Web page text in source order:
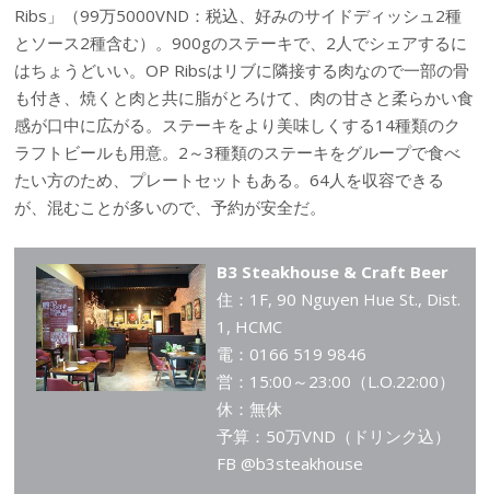
Ribs」（99万5000VND：税込、好みのサイドディッシュ2種
とソース2種含む）。900gのステーキで、2人でシェアするに
はちょうどいい。OP Ribsはリブに隣接する肉なので一部の骨
も付き、焼くと肉と共に脂がとろけて、肉の甘さと柔らかい食
感が口中に広がる。ステーキをより美味しくする14種類のク
ラフトビールも用意。2～3種類のステーキをグループで食べ
たい方のため、プレートセットもある。64人を収容できる
が、混むことが多いので、予約が安全だ。
B3 Steakhouse & Craft Beer
住：1F, 90 Nguyen Hue St., Dist.
1, HCMC
電：0166 519 9846
営：15:00～23:00（L.O.22:00）
休：無休
予算：50万VND（ドリンク込）
FB @b3steakhouse